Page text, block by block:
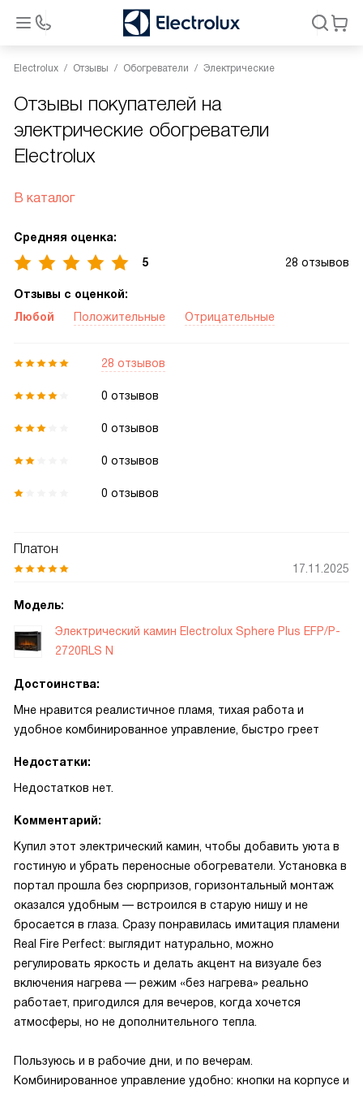
Electrolux Отзывы Обогреватели Электрические
Отзывы покупателей на
электрические обогреватели
Electrolux
В каталог
Средняя оценка:
5
28 отзывов
Отзывы с оценкой:
Любой
Положительные Отрицательные
28 отзывов
0 отзывов
0 отзывов
0 отзывов
0 отзывов
Платон
17.11.2025
Модель:
Электрический камин Electrolux Sphere Plus EFP/P-
2720RLS N
Достоинства:
Мне нравится реалистичное пламя, тихая работа и
удобное комбинированное управление, быстро греет
Недостатки:
Недостатков нет.
Комментарий:
Купил этот электрический камин, чтобы добавить уюта в
гостиную и убрать переносные обогреватели. Установка в
портал прошла без сюрпризов, горизонтальный монтаж
оказался удобным — встроился в старую нишу и не
бросается в глаза. Сразу понравилась имитация пламени
Real Fire Perfect: выглядит натурально, можно
регулировать яркость и делать акцент на визуале без
включения нагрева — режим «без нагрева» реально
работает, пригодился для вечеров, когда хочется
атмосферы, но не дополнительного тепла.
Пользуюсь и в рабочие дни, и по вечерам.
Комбинированное управление удобно: кнопки на корпусе и